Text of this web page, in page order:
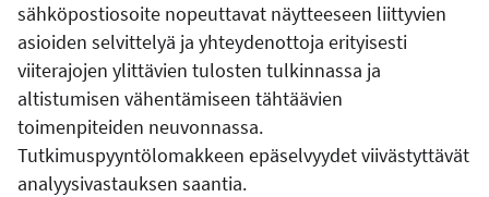
sähköpostiosoite nopeuttavat näytteeseen liittyvien
asioiden selvittelyä ja yhteydenottoja erityisesti
viiterajojen ylittävien tulosten tulkinnassa ja
altistumisen vähentämiseen tähtäävien
toimenpiteiden neuvonnassa.
Tutkimuspyyntölomakkeen epäselvyydet viivästyttävät
analyysivastauksen saantia.